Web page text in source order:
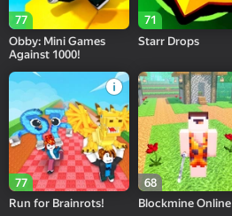
77
Obby: Mini Games
Against 1000!
71
Starr Drops
77
Run for Brainrots!
68
Blockmine Online